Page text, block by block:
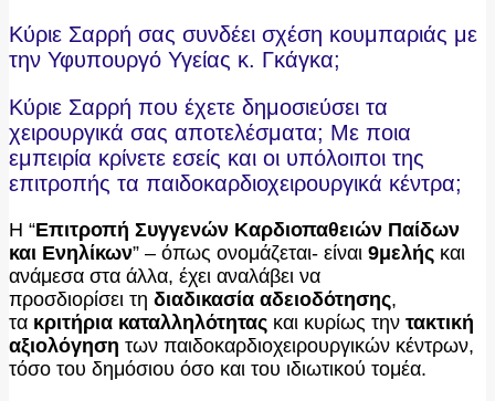
Κύριε Σαρρή σας συνδέει σχέση κουμπαριάς με
την Υφυπουργό Υγείας κ. Γκάγκα;
Κύριε Σαρρή που έχετε δημοσιεύσει τα
χειρουργικά σας αποτελέσματα; Με ποια
εμπειρία κρίνετε εσείς και οι υπόλοιποι της
επιτροπής τα παιδοκαρδιοχειρουργικά κέντρα;
Η “Επιτροπή Συγγενών Καρδιοπαθειών Παίδων
και Ενηλίκων” – όπως ονομάζεται- είναι 9μελής και
ανάμεσα στα άλλα, έχει αναλάβει να
προσδιορίσει τη διαδικασία αδειοδότησης,
τα κριτήρια καταλληλότητας και κυρίως την τακτική
αξιολόγηση των παιδοκαρδιοχειρουργικών κέντρων,
τόσο του δημόσιου όσο και του ιδιωτικού τομέα.